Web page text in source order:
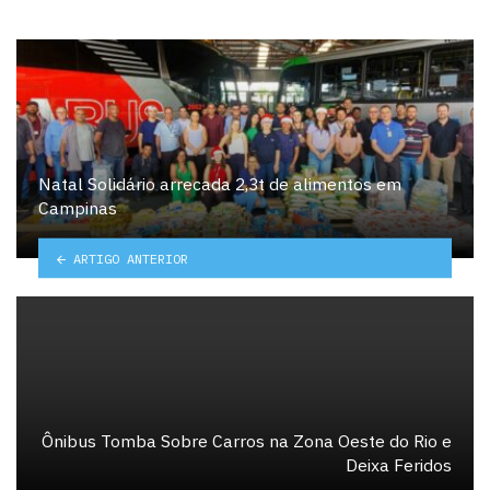
Natal Solidário arrecada 2,3t de alimentos em
Campinas
ARTIGO ANTERIOR
Ônibus Tomba Sobre Carros na Zona Oeste do Rio e
Deixa Feridos